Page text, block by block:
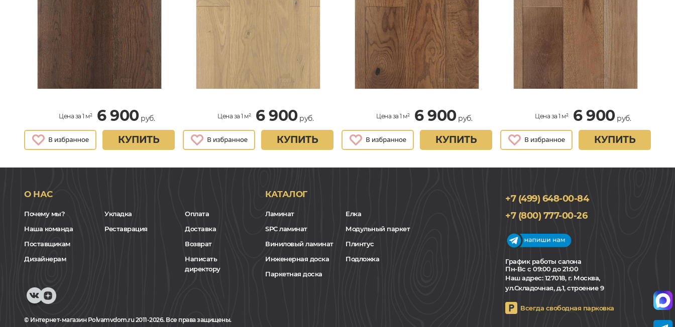
Цена за 1 м² 6 900руб.
КУПИТЬ
Цена за 1 м² 6 900руб.
КУПИТЬ
Цена за 1 м² 6 900руб.
КУПИТЬ
Цена за 1 м² 6 900руб.
КУПИТЬ
О НАС
Почему мы?
Наша команда
Поставщикам
Дизайнерам
Укладка
Реставрация
Оплата
Доставка
Возврат
Написать
директору
КАТАЛОГ
Ламинат
SPC ламинат
Виниловый ламинат
Инженерная доска
Паркетная доска
Елка
Модульный паркет
Плинтус
Подложка
+7 (499) 648-00-84
+7 (800) 777-00-26
График работы салона
Пн-Вс с 09:00 до 21:00
Наш адрес:127018, г. Москва,
ул.Складочная, д.1, строение 9
Всегда свободная парковка
© Интернет-магазин Polvamvdom.ru 2011-2026. Все права защищены.